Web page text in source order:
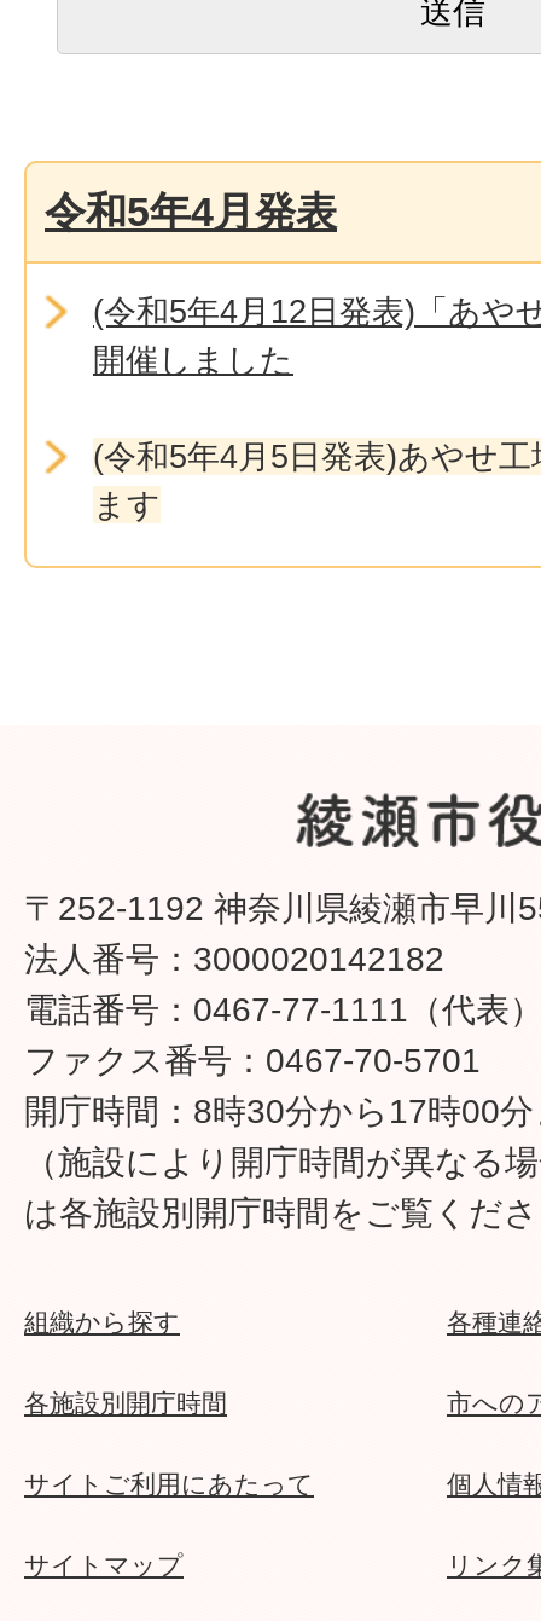
令和5年4月発表
(令和5年4月12日発表)「あや
開催しました
(令和5年4月5日発表)あやせ
ます
〒252-1192 神奈川県綾瀬市早川
法人番号：3000020142182
電話番号：0467-77-1111（代表
ファクス番号：0467-70-5701
開庁時間：8時30分から17時00
（施設により開庁時間が異なる
は各施設別開庁時間をご覧くだ
組織から探す 各種連
各施設別開庁時間 市への
サイトご利用にあたって 個人情
サイトマップ リンク